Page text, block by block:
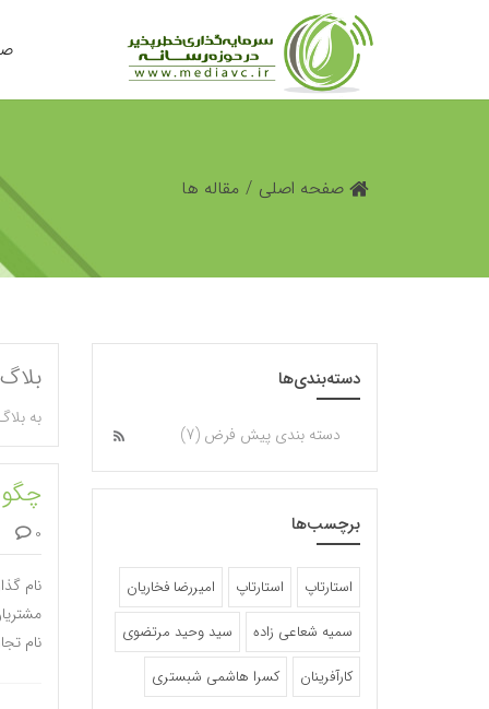
صفحه اصلی / مقاله ها
دسته‌بندی‌ها
دسته بندی پیش فرض (7)
برچسب‌ها
استارتاپ استارتاپ‌
امیررضا فخاریان
سمیه شعاعی زاده
سید وحید مرتضوی
کارآفرینان
کسرا هاشمی شبستری
به
0 دیدگاه
نام
نام تجاری تان